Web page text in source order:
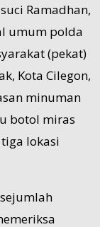
Ramadhan,
umum polda
(pekat)
Kota Cilegon,
minuman
botol miras
lokasi